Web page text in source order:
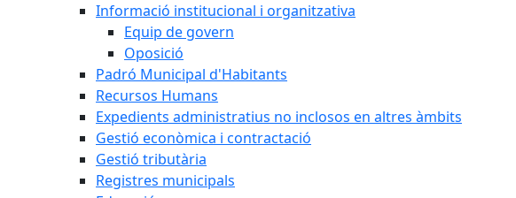
Informació institucional i organitzativa
Equip de govern
Oposició
Padró Municipal d'Habitants
Recursos Humans
Expedients administratius no inclosos en altres àmbits
Gestió econòmica i contractació
Gestió tributària
Registres municipals